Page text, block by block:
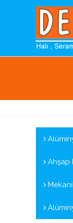
Ahşap